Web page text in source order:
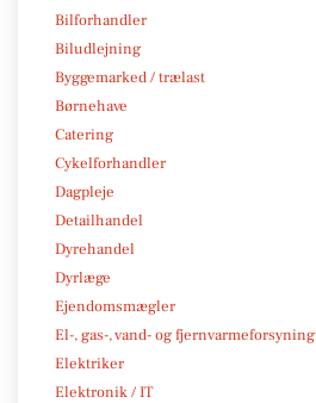
Bilforhandler
Biludlejning
Byggemarked / trælast
Børnehave
Catering
Cykelforhandler
Dagpleje
Detailhandel
Dyrehandel
Dyrlæge
Ejendomsmægler
El-, gas-, vand- og fjernvarmeforsyning
Elektriker
Elektronik / IT